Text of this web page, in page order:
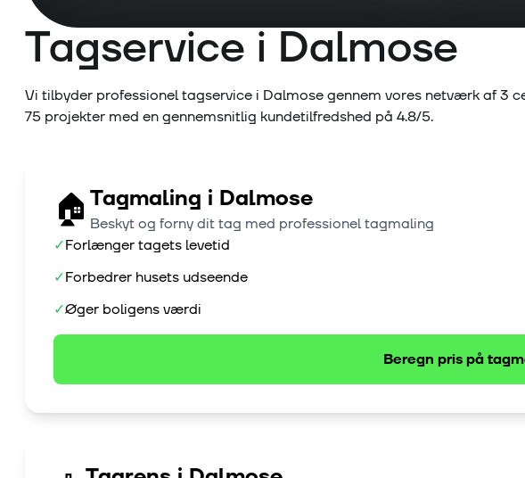
Tagservice i Dalmose
Vi tilbyder professionel tagservice i Dalmosegennem vores netværk af3
75 projekter med en gennemsnitlig kundetilfredshed på 4.8/5.
🏠 Tagmaling i Dalmose
Beskyt og forny dit tag med professionel tagmaling
✓Forlænger tagets levetid
✓Forbedrer husets udseende
✓Øger boligens værdi
Beregn pris på